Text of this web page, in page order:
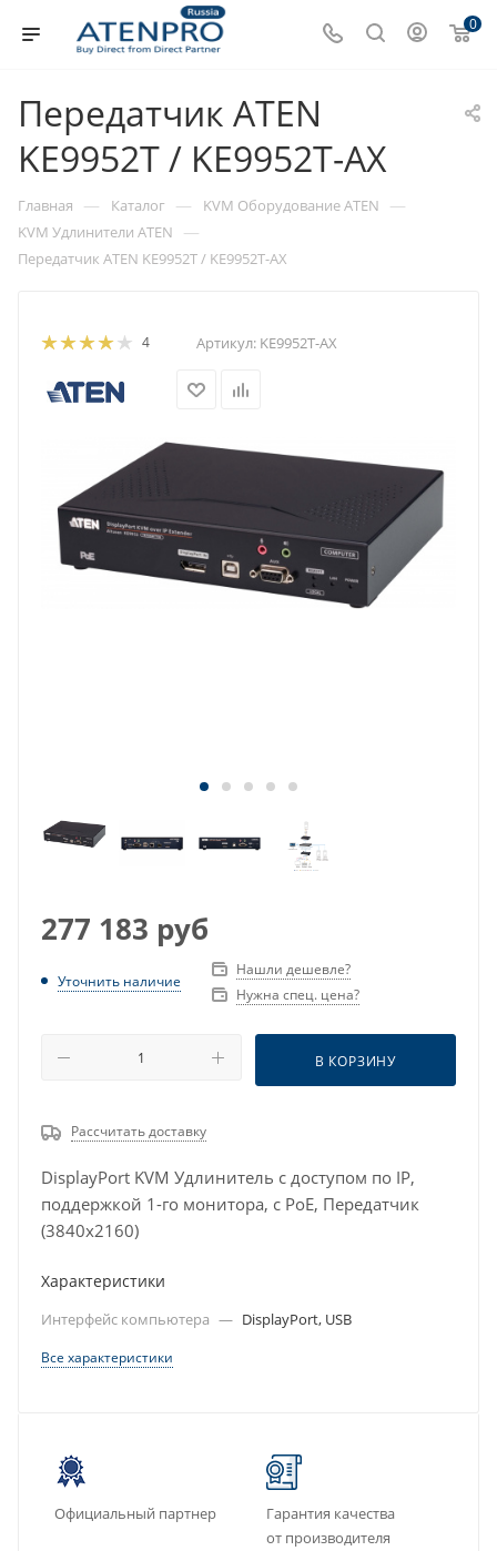
0
Передатчик ATEN
KE9952T / KE9952T-AX
Главная — Каталог — KVM Оборудование ATEN —
KVM Удлинители ATEN —
Передатчик ATEN KE9952T / KE9952T-AX
4 Артикул: KE9952T-AX
277 183 руб
Уточнить наличие
Нашли дешевле?
Нужна спец. цена?
В КОРЗИНУ
Рассчитать доставку
DisplayPort KVM Удлинитель с доступом по IP,
поддержкой 1-го монитора, c PoE, Передатчик
(3840x2160)
Характеристики
Интерфейс компьютера — DisplayPort, USB
Все характеристики
Официальный партнер
Гарантия качества
от производителя